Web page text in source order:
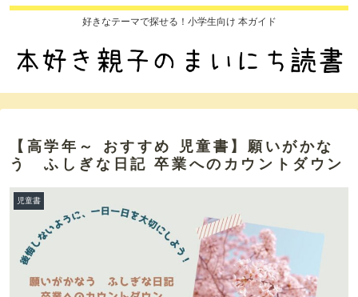
好きなテーマで探せる！小学生向け 本ガイド
【高学年～ おすすめ 児童書】願いがかな
う ふしぎな日記 卒業へのカウントダウン
児童書